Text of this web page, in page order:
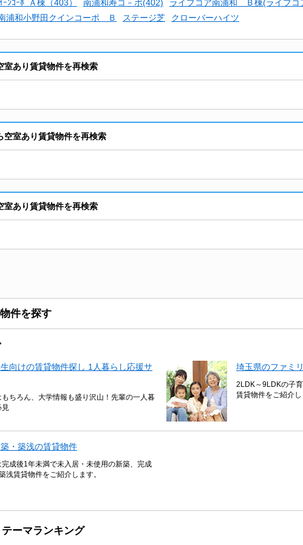
ﾝｺｰﾎﾟＡ棟（403） 南浦和寿コ－ポ(402)
ライブコア南浦和 Ｂ棟(ライブコ
浦和小野田クインコーポ Ｂ ステージ芝 クローバーハイツ
室あり賃貸物件を再検索
空室あり賃貸物件を再検索
室あり賃貸物件を再検索
件を探す
向けの賃貸物件探し 1人暮らし応援サ
もちろん、大学情報も盛り沢山！先輩の一人暮
埼玉県のファミ
2LDK～9LDKの子
賃貸物件をご紹介し
・築浅の賃貸物件
成後1年未満で未入居・未使用の新築、完成
浅賃貸物件をご紹介します。
ーマランキング